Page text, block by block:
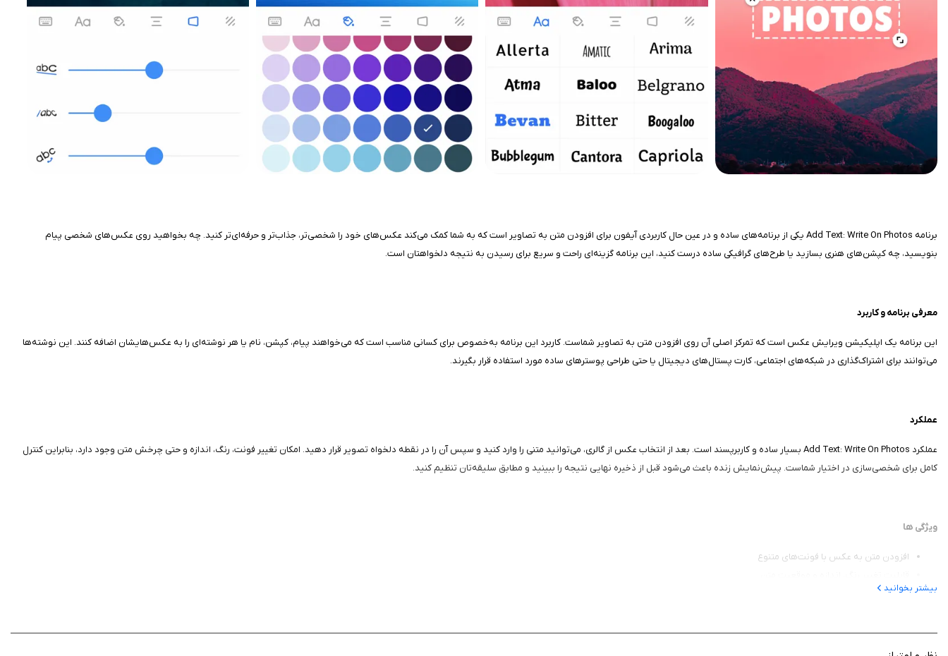
برنامه Add Text: Write On Photos یکی از برنامه‌های ساده و در عین حال کاربردی آیفون برای افزودن متن به تصاویر است که به شما کمک می‌کند عکس‌های خود را شخصی‌تر، جذاب‌تر و حرفه‌ای‌تر کنید. چه بخواهید روی عکس‌های شخصی پیام
بنویسید، چه کپشن‌های هنری بسازید یا طرح‌های گرافیکی ساده درست کنید، این برنامه گزینه‌ای راحت و سریع برای رسیدن به نتیجه دلخواهتان است.
معرفی برنامه و کاربرد
این برنامه یک اپلیکیشن ویرایش عکس است که تمرکز اصلی آن روی افزودن متن به تصاویر شماست. کاربرد این برنامه به‌خصوص برای کسانی مناسب است که می‌خواهند پیام، کپشن، نام یا هر نوشته‌ای را به عکس‌هایشان اضافه کنند. این نوشته‌ها
می‌توانند برای اشتراک‌گذاری در شبکه‌های اجتماعی، کارت پستال‌های دیجیتال یا حتی طراحی پوسترهای ساده مورد استفاده قرار بگیرند.
عملکرد
عملکرد Add Text: Write On Photos بسیار ساده و کاربرپسند است. بعد از انتخاب عکس از گالری، می‌توانید متنی را وارد کنید و سپس آن را در نقطه دلخواه تصویر قرار دهید. امکان تغییر فونت، رنگ، اندازه و حتی چرخش متن وجود دارد، بنابراین کنترل
کامل برای شخصی‌سازی در اختیار شماست. پیش‌نمایش زنده باعث می‌شود قبل از ذخیره نهایی نتیجه را ببینید و مطابق سلیقه‌تان تنظیم کنید.
ویژگی‌ ها
افزودن متن به عکس با فونت‌های متنوع
چرخش و تنظیم دقیق نوشته روی تصویر
پیش‌نمایش زنده قبل از ذخیره نهایی
بیشتر بخوانید